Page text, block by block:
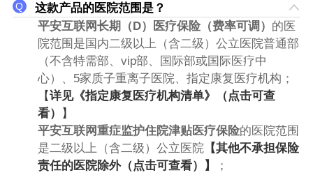
这款产品的医院范围是？
平安互联网长期（D）医疗保险（费率可调） 的医
院范围是国内二级以上（含二级）公立医院普通部
（不含特需部、vip部、国际部或国际医疗中
心）、5家质子重离子医院、指定康复医疗机构；
【详见《指定康复医疗机构清单》（点击可查
看）
】
平安互联网重症监护住院津贴医疗保险的医院范围
是二级以上（含二级）公立医院【其他不承担保险
责任的医院除外（点击可查看）】
；